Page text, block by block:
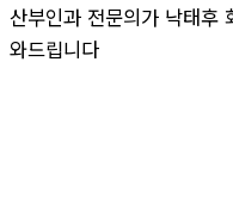
산부인과 전문의가 낙태후
와드립니다